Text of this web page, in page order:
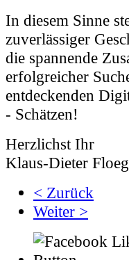
In diesem Sinne
zuverlässiger
die spannende
erfolgreicher
entdeckenden
- Schätzen!
Herzlichst Ihr
Klaus-Dieter
< Zurück
Weiter >